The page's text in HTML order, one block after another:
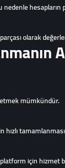
olarak
mümkündür.
için hizmet